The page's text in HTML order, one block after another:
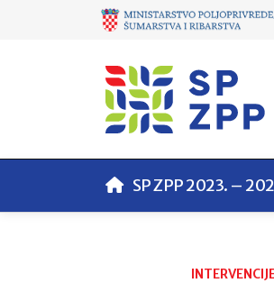
SP ZPP 2023. –